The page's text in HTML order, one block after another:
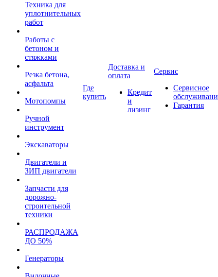
Техника для
уплотнительных
работ
Работы с
бетоном и
стяжками
Резка бетона,
асфальта
Мотопомпы
Ручной
инструмент
Экскаваторы
Двигатели и
ЗИП двигатели
Запчасти для
дорожно-
строительной
техники
РАСПРОДАЖА
ДО 50%
Генераторы
Где
купить
Доставка и
оплата
Кредит
и
лизинг
Сервис
Сервисное
Гарантия